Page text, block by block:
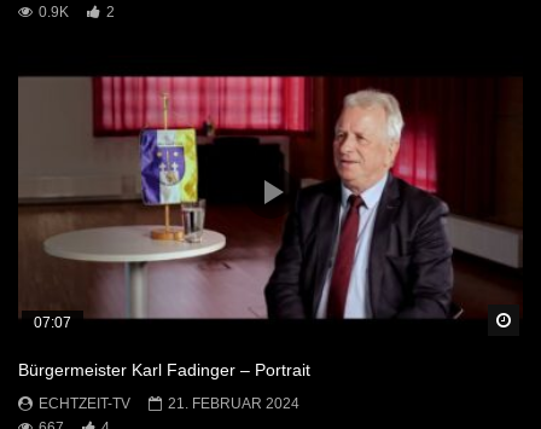
0.9K
2
07:07
Bürgermeister Karl Fadinger – Portrait
ECHTZEIT-TV
21. FEBRUAR 2024